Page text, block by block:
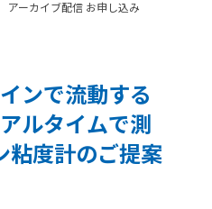
アーカイブ配信 お申し込み
ンで流動する
ルタイムで測
粘度計のご提案